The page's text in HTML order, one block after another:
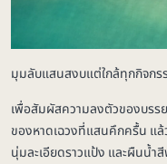
มุมลับแสนสงบแต่ใกล้ทุกกิจกร
เพื่อสัมผัสความลงตัวของบรร
ของหาดเฉวงที่แสนคึกครื้น แ
นุ่มละเอียดราวแป้ง และผืนน้ำ